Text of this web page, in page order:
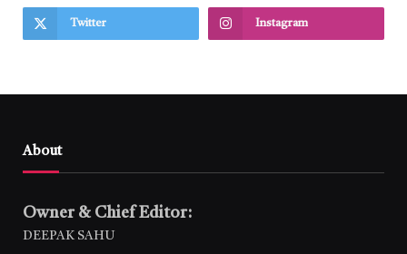
Twitter Instagram
About
Owner & Chief Editor:
DEEPAK SAHU